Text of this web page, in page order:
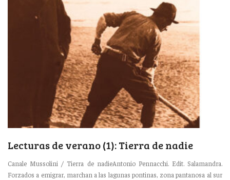
Lecturas de verano (1): Tierra de nadie
Canale Mussolini / Tierra de nadieAntonio Pennacchi. Edit. Salamandra.
Forzados a emigrar, marchan a las lagunas pontinas, zona pantanosa al sur